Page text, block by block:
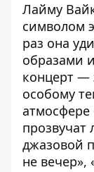
Лайму
символом
раз она
образами
концерт —
особому
атмосфере
джазовой
не